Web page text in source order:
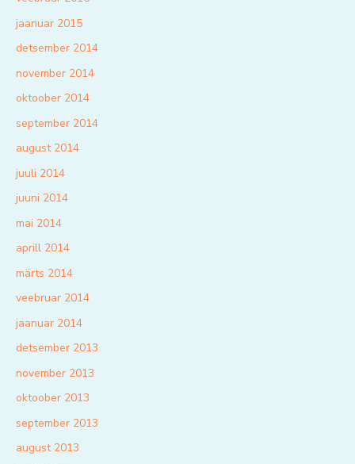
jaanuar 2015
detsember 2014
november 2014
oktoober 2014
september 2014
august 2014
juuli 2014
juuni 2014
mai 2014
aprill 2014
märts 2014
veebruar 2014
jaanuar 2014
detsember 2013
november 2013
oktoober 2013
september 2013
august 2013